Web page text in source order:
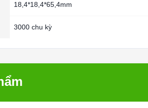
18,4*18,4*65,4mm
3000 chu kỳ